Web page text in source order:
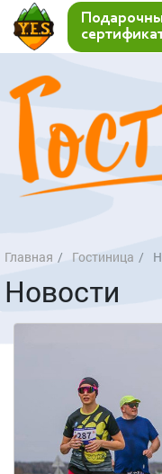
Главная Гостиница
Новости